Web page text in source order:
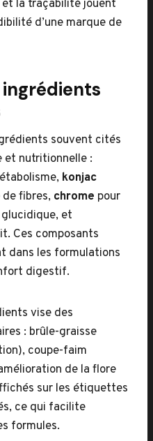
la traçabilité jouent
d’une marque de
souvent cités
nutritionnelle :
konjac
fibres, chrome pour
et
Ces composants
dans les formulations
digestif.
vise des
: brûle-graisse
coupe-faim
de la flore
sur les étiquettes
ce qui facilite
formules.